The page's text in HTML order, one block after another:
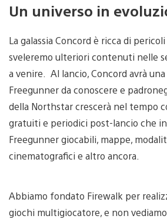
Un universo in
La galassia Concord è ricca di
sveleremo ulteriori contenuti nelle
a venire. Al lancio, Concord avrà una
Freegunner da conoscere e
della Northstar crescerà nel tempo
gratuiti e periodici post-lancio che
Freegunner giocabili, mappe,
cinematografici e altro ancora.
Abbiamo fondato Firewalk per
giochi multigiocatore, e non